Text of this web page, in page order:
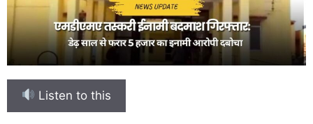
Listen to this